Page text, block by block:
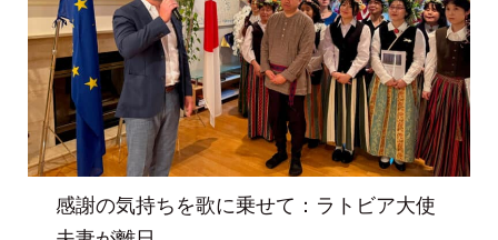
感謝の気持ちを歌に乗せて：ラトビア大使